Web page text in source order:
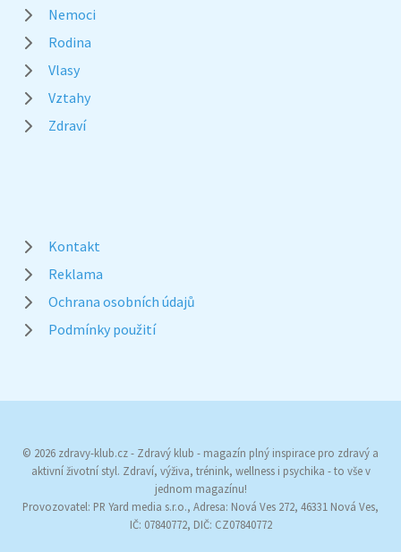
Nemoci
Rodina
Vlasy
Vztahy
Zdraví
Kontakt
Reklama
Ochrana osobních údajů
Podmínky použití
© 2026 zdravy-klub.cz - Zdravý klub - magazín plný inspirace pro zdravý a
aktivní životní styl. Zdraví, výživa, trénink, wellness i psychika - to vše v
jednom magazínu!
Provozovatel: PR Yard media s.r.o., Adresa: Nová Ves 272, 46331 Nová Ves,
IČ: 07840772, DIČ: CZ07840772